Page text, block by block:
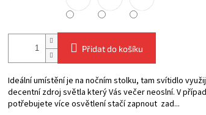
Přidat do košíku
Ideální umístění je na nočním stolku, tam svítidlo
decentní zdroj světla který Vás večer neoslní. V
potřebujete více osvětlení stačí zapnout zad...